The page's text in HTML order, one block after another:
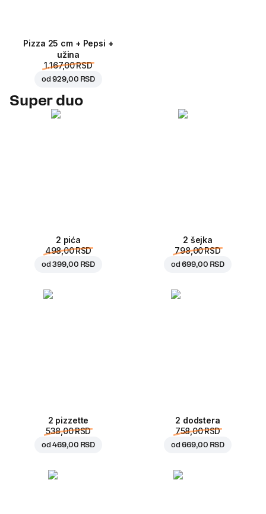
Pizza 25 cm + Pepsi +
užina
1.167,00 RSD
od929,00 RSD
Super duo
2 pića
498,00 RSD
od399,00 RSD
2 šejka
798,00 RSD
od699,00 RSD
2 pizzette
538,00 RSD
od469,00 RSD
2 dodstera
758,00 RSD
od669,00 RSD